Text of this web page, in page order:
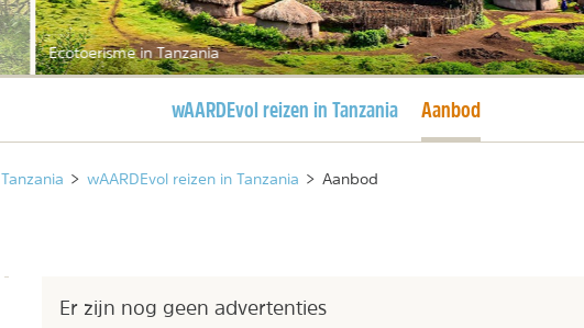
Ecotoerisme in Tanzania
Huidige pagina
wAARDEvol reizen in Tanzania Huidige pagina
Aanbod
Tanzania > wAARDEvol reizen in Tanzania > Aanbod
Er zijn nog geen advertenties